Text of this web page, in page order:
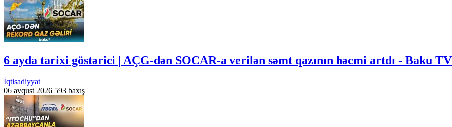
6 ayda tarixi göstərici | AÇG-dən SOCAR-a verilən səmt qazının həcmi artdı - Baku TV
İqtisadiyyat
06 avqust 2026 593 baxış